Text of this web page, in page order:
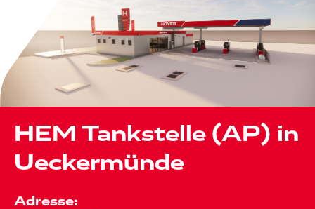
HEM Tankstelle (AP) in
Ueckermünde
Adresse: